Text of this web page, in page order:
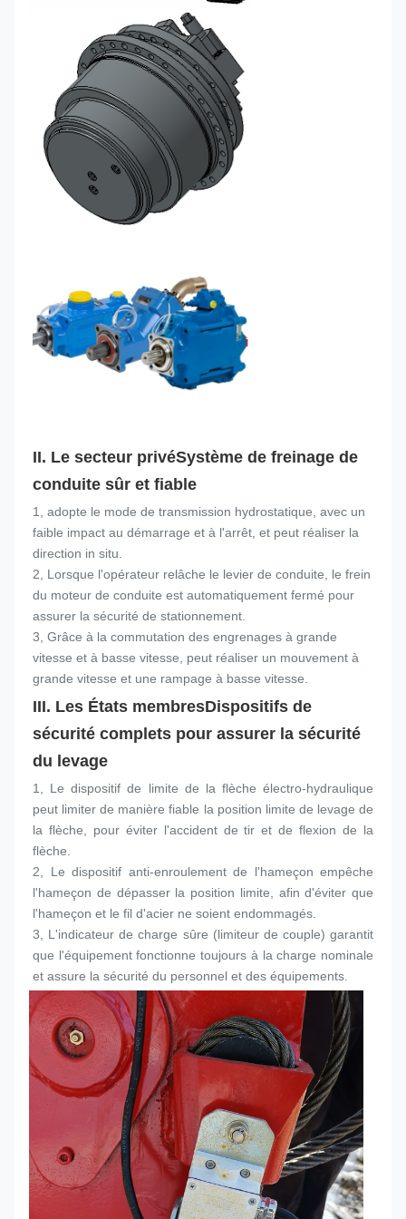
II. Le secteur privéSystème de freinage de
conduite sûr et fiable
1, adopte le mode de transmission hydrostatique, avec un
faible impact au démarrage et à l'arrêt, et peut réaliser la
direction in situ.
2, Lorsque l'opérateur relâche le levier de conduite, le frein
du moteur de conduite est automatiquement fermé pour
assurer la sécurité de stationnement.
3, Grâce à la commutation des engrenages à grande
vitesse et à basse vitesse, peut réaliser un mouvement à
grande vitesse et une rampage à basse vitesse.
III. Les États membresDispositifs de
sécurité complets pour assurer la sécurité
du levage
1, Le dispositif de limite de la flèche électro-hydraulique
peut limiter de manière fiable la position limite de levage de
la flèche, pour éviter l'accident de tir et de flexion de la
flèche.
2, Le dispositif anti-enroulement de l'hameçon empêche
l'hameçon de dépasser la position limite, afin d'éviter que
l'hameçon et le fil d'acier ne soient endommagés.
3, L'indicateur de charge sûre (limiteur de couple) garantit
que l'équipement fonctionne toujours à la charge nominale
et assure la sécurité du personnel et des équipements.